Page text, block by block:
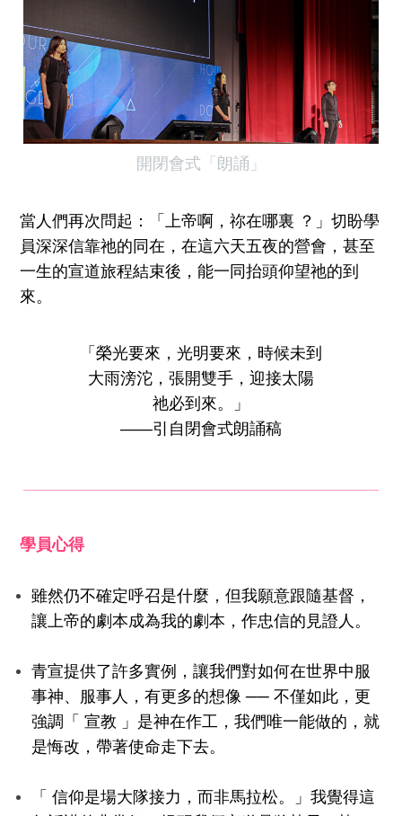
開閉會式「朗誦」
當人們再次問起：「上帝啊，祢在哪裏 ？」切盼學
員深深信靠祂的同在，在這六天五夜的營會，甚至
一生的宣道旅程結束後，能一同抬頭仰望祂的到
來。
「榮光要來，光明要來，時候未到
大雨滂沱，張開雙手，迎接太陽
祂必到來。」
——引自閉會式朗誦稿
學員心得
雖然仍不確定呼召是什麼，但我願意跟隨基督，
讓上帝的劇本成為我的劇本，作忠信的見證人。
青宣提供了許多實例，讓我們對如何在世界中服
事神、服事人，有更多的想像 ── 不僅如此，更
強調「 宣教 」是神在作工，我們唯一能做的，就
是悔改，帶著使命走下去。
「 信仰是場大隊接力，而非馬拉松。」我覺得這